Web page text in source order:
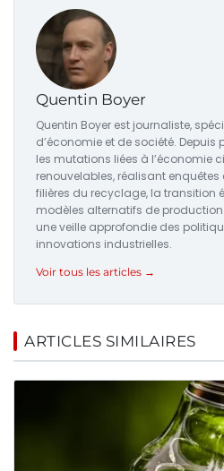
Quentin Boyer
Quentin Boyer est journaliste,
d’économie et de société. Depuis
les mutations liées à l’économie
renouvelables, réalisant enquêtes
filières du recyclage, la transition
modèles alternatifs de
une veille approfondie des
innovations industrielles.
Voir tous les articles →
ARTICLES SIMILAIRES